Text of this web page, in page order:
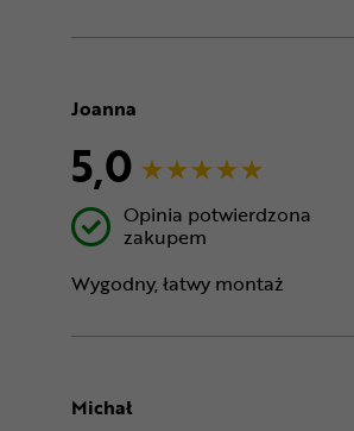
Joanna
5,0
Opinia potwierdzona
zakupem
Wygodny, łatwy montaż
Michał